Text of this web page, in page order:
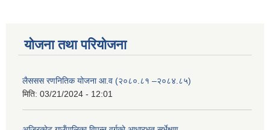
योजना तथा परियोजना
लैससस रणनितिक योजना आ.व (२०८०.८१ –२०८४.८५)
मिति: 03/21/2024 - 12:01